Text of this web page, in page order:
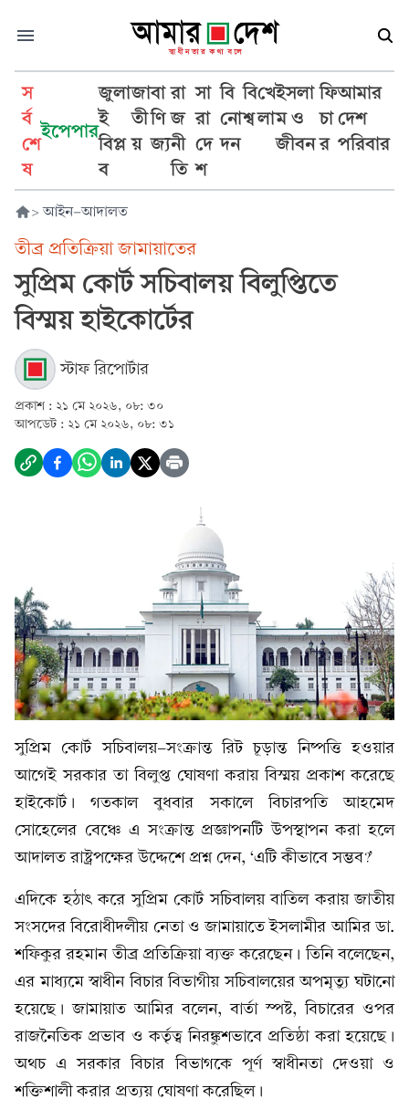
স
র্ব
শে
ষ
ইপেপার
জুলা
ই
বিপ্ল
ব
জা
তী
য়
বা
ণি
জ্য
রা
জ
নী
তি
সা
রা
দে
শ
বি
নো
দন
বি
শ্ব
খে
লা
ইসলা
ম ও
জীবন
ফি
চা
র
আমার
দেশ
পরিবার
> আইন-আদালত
তীব্র প্রতিক্রিয়া জামায়াতের
সুপ্রিম কোর্ট সচিবালয় বিলুপ্তিতে
বিস্ময় হাইকোর্টের
স্টাফ রিপোর্টার
প্রকাশ : ২১ মে ২০২৬, ০৮: ৩০
আপডেট : ২১ মে ২০২৬, ০৮: ৩১
সুপ্রিম কোর্ট সচিবালয়-সংক্রান্ত রিট চূড়ান্ত নিষ্পত্তি হওয়ার
আগেই সরকার তা বিলুপ্ত ঘোষণা করায় বিস্ময় প্রকাশ করেছে
হাইকোর্ট। গতকাল বুধবার সকালে বিচারপতি আহমেদ
সোহেলের বেঞ্চে এ সংক্রান্ত প্রজ্ঞাপনটি উপস্থাপন করা হলে
আদালত রাষ্ট্রপক্ষের উদ্দেশে প্রশ্ন দেন, ‘এটি কীভাবে সম্ভব?’
এদিকে হঠাৎ করে সুপ্রিম কোর্ট সচিবালয় বাতিল করায় জাতীয়
সংসদের বিরোধীদলীয় নেতা ও জামায়াতে ইসলামীর আমির ডা.
শফিকুর রহমান তীব্র প্রতিক্রিয়া ব্যক্ত করেছেন। তিনি বলেছেন,
এর মাধ্যমে স্বাধীন বিচার বিভাগীয় সচিবালয়ের অপমৃত্যু ঘটানো
হয়েছে। জামায়াত আমির বলেন, বার্তা স্পষ্ট, বিচারের ওপর
রাজনৈতিক প্রভাব ও কর্তৃত্ব নিরঙ্কুশভাবে প্রতিষ্ঠা করা হয়েছে।
অথচ এ সরকার বিচার বিভাগকে পূর্ণ স্বাধীনতা দেওয়া ও
শক্তিশালী করার প্রত্যয় ঘোষণা করেছিল।